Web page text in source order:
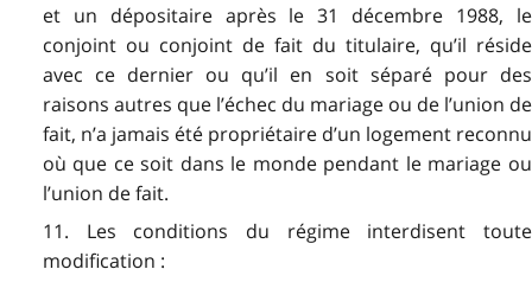
et un dépositaire après le 31 décembre 1988, le
conjoint ou conjoint de fait du titulaire, qu’il réside
avec ce dernier ou qu’il en soit séparé pour des
raisons autres que l’échec du mariage ou de l’union de
fait, n’a jamais été propriétaire d’un logement reconnu
où que ce soit dans le monde pendant le mariage ou
l’union de fait.
11. Les conditions du régime interdisent toute
modification :